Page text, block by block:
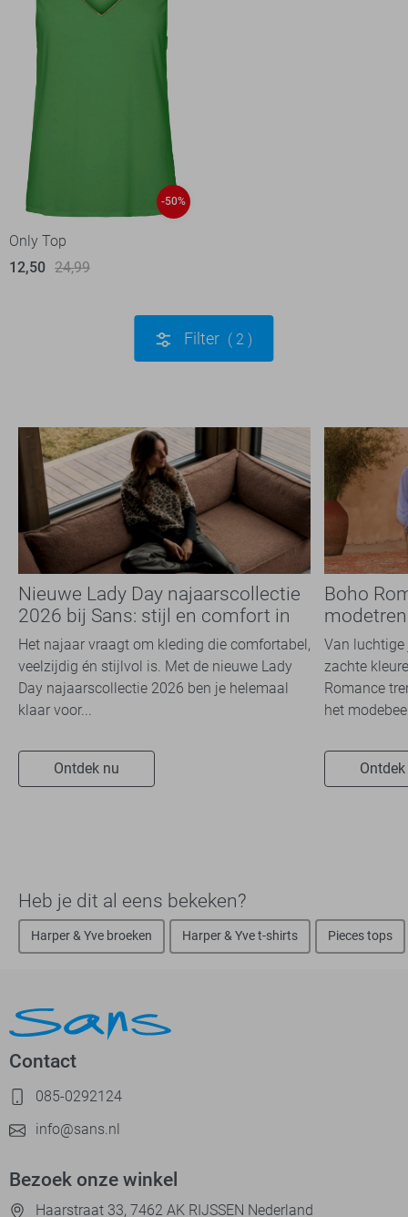
-50%
Only Top
12,50 24,99
Filter 2
Nieuwe Lady Day najaarscollectie
2026 bij Sans: stijl en comfort in
travelkwaliteit
Het najaar vraagt om kleding die comfortabel,
veelzijdig én stijlvol is. Met de nieuwe Lady
Day najaarscollectie 2026 ben je helemaal
klaar voor...
Ontdek nu
Boho
overal
Van luchtige
zachte
Romance
het
Heb je dit al eens bekeken?
Harper & Yve broeken Harper & Yve t-shirts Pieces tops
Contact
085-0292124
info@sans.nl
Bezoek onze winkel
Haarstraat 33, 7462 AK RIJSSEN Nederland